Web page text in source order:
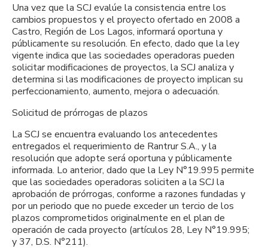
Una vez que la SCJ evalúe la consistencia entre los
cambios propuestos y el proyecto ofertado en 2008 a
Castro, Región de Los Lagos, informará oportuna y
públicamente su resolución. En efecto, dado que la ley
vigente indica que las sociedades operadoras pueden
solicitar modificaciones de proyectos, la SCJ analiza y
determina si las modificaciones de proyecto implican su
perfeccionamiento, aumento, mejora o adecuación.
Solicitud de prórrogas de plazos
La SCJ se encuentra evaluando los antecedentes
entregados el requerimiento de Rantrur S.A., y la
resolución que adopte será oportuna y públicamente
informada. Lo anterior, dado que la Ley N°19.995 permite
que las sociedades operadoras soliciten a la SCJ la
aprobación de prórrogas, conforme a razones fundadas y
por un periodo que no puede exceder un tercio de los
plazos comprometidos originalmente en el plan de
operación de cada proyecto (artículos 28, Ley N°19.995;
y 37, D.S. N°211).